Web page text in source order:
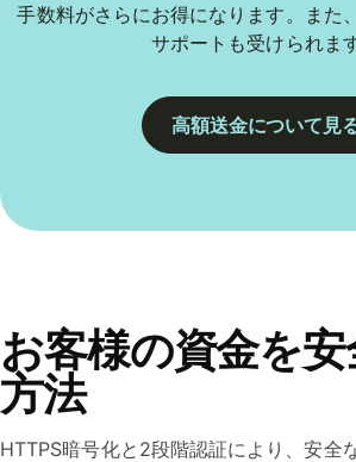
手数料がさらにお得になります。また
サポートも受けられます
高額送金について見
お客様の資金を
方法
HTTPS暗号化と2段階認証により、安全